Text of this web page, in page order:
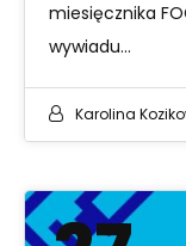
miesięcznika
wywiadu…
Karolina